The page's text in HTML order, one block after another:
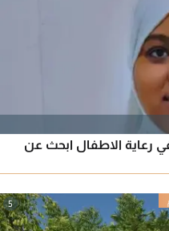
رعاية الاطفال ابحث عن
5